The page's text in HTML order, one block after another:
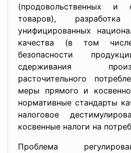
(продовольственных и
товаров),
унифицированных
качества (в том
безопасности
сдерживания
расточительного
меры прямого и
нормативные стандарты
налоговое
косвенные налоги на
Проблема